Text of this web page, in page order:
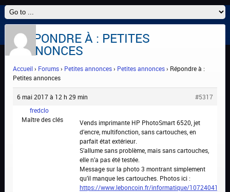
RÉPONDRE À : PETITES
ANNONCES
Accueil › Forums› Petites annonces› Petites annonces› Répondre à :
Petites annonces
6 mai 2017 à 12 h 29 min
#5317
fredclo
Maître des clés
Vends imprimante HP PhotoSmart 6520, jet
d’encre, multifonction, sans cartouches, en
parfait état extérieur.
S’allume sans problème, mais sans cartouches,
elle n’a pas été testée.
Message sur la photo 3 montrant simplement
qu’il manque les cartouches. Photos ici :
https://www.leboncoin.fr/informatique/